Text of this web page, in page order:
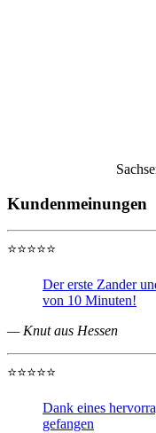
Kundenmeinungen
⭐⭐⭐⭐⭐
Der erste Zander
von 10 Minuten!
— Knut aus Hessen
⭐⭐⭐⭐⭐
Dank eines
gefangen